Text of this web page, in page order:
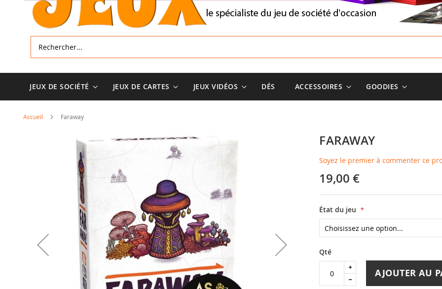
JEUX DE SOCIÉTÉ JEUX DE CARTES JEUX VIDÉOS DÉS ACCESSOIRES GOODIES
Accueil Faraway
FARAWAY
Soyez le premier à commenter ce
19,00 €
État du jeu
Qté
AJOUTER AU